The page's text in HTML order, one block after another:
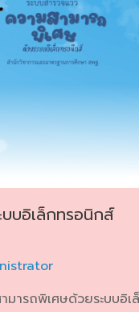
บบอิเล็กทรอนิกส์
มารถพิเศษด้วยระบบอิ